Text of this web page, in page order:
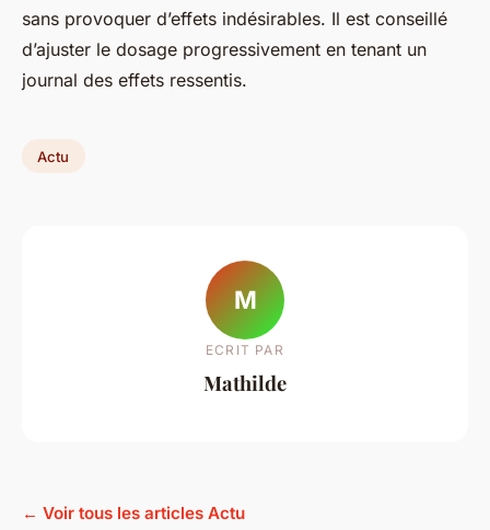
sans provoquer d’effets indésirables. Il est conseillé
d’ajuster le dosage progressivement en tenant un
journal des effets ressentis.
Actu
M
ECRIT PAR
Mathilde
← Voir tous les articles Actu